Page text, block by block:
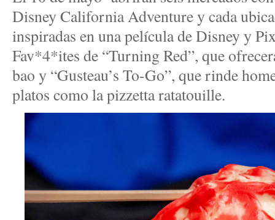
Disney California Adventure y cada
inspiradas en una película de Disney y
Fav*4*ites de “Turning Red”, que
bao y “Gusteau’s To-Go”, que rinde
platos como la pizzetta ratatouille.